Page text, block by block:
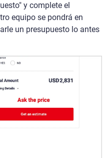
y complete el
equipo se pondrá en
un presupuesto lo antes